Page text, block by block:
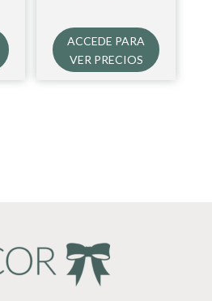
ACCEDE PARA
VER PRECIOS